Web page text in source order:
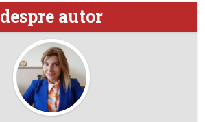
despre autor